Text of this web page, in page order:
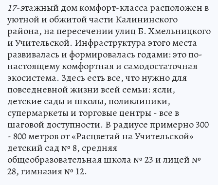
17-этажный дом комфорт-класса расположен в
уютной и обжитой части Калининского
района, на пересечении улиц Б. Хмельницкого
и Учительской. Инфраструктура этого места
развивалась и формировалась годами: это по-
настоящему комфортная и самодостаточная
экосистема. Здесь есть все, что нужно для
повседневной жизни всей семьи: ясли,
детские сады и школы, поликлиники,
супермаркеты и торговые центры - все в
шаговой доступности. В радиусе примерно 300
- 800 метров от «Расцветай на Учительской»
детский сад № 8, средняя
общеобразовательная школа № 23 и лицей №
28, гимназия № 12.